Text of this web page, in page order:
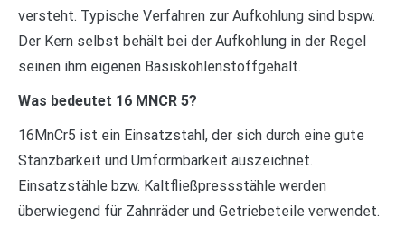
versteht. Typische Verfahren zur Aufkohlung sind bspw.
Der Kern selbst behält bei der Aufkohlung in der Regel
seinen ihm eigenen Basiskohlenstoffgehalt.
Was bedeutet 16 MNCR 5?
16MnCr5 ist ein Einsatzstahl, der sich durch eine gute
Stanzbarkeit und Umformbarkeit auszeichnet.
Einsatzstähle bzw. Kaltfließpressstähle werden
überwiegend für Zahnräder und Getriebeteile verwendet.